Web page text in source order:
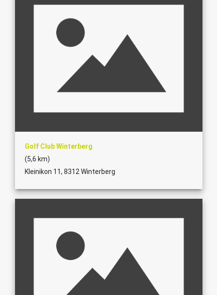
Golf Club Winterberg
(5,6 km)
Kleinikon 11, 8312 Winterberg